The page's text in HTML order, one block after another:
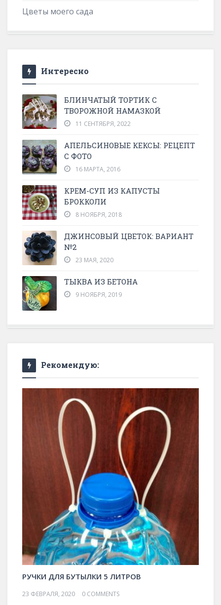
Цветы моего сада
Интересно
БЛИНЧАТЫЙ ТОРТИК С
ТВОРОЖНОЙ НАМАЗКОЙ
11 СЕНТЯБРЯ, 2022
АПЕЛЬСИНОВЫЕ КЕКСЫ: РЕЦЕПТ
С ФОТО
16 МАРТА, 2016
КРЕМ-СУП ИЗ КАПУСТЫ
БРОККОЛИ
8 НОЯБРЯ, 2018
ДЖИНСОВЫЙ ЦВЕТОК: ВАРИАНТ
№2
23 МАЯ, 2020
ТЫКВА ИЗ БЕТОНА
9 НОЯБРЯ, 2019
Рекомендую:
РУЧКИ ДЛЯ БУТЫЛКИ 5 ЛИТРОВ
23 ФЕВРАЛЯ, 2020 0 COMMENTS